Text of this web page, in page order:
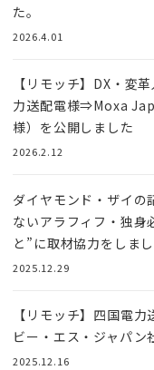
た。
2026.4.01
【リモッチ】DX・変
力送配電様⇒Moxa
様）を公開しました
2026.2.12
ダイヤモンド・ザイの
ないアラフィフ・独身
と”に取材協力をしまし
2025.12.29
【リモッチ】四国電
ビー・エス・ジャパン
2025.12.16